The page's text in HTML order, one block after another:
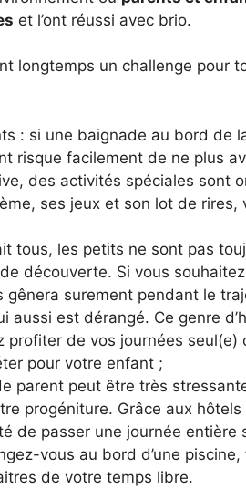
et l’ont réussi avec brio.
longtemps un challenge pour
: si une baignade au bord de
risque facilement de ne plus
des activités spéciales sont
ses jeux et son lot de rires,
tous, les petits ne sont pas
découverte. Si vous
surement pendant le
aussi est dérangé. Ce genre
de vos journées seul(e)
pour votre enfant ;
parent peut être très
progéniture. Grâce aux hôtels
de passer une journée entière
vous au bord d’une
de votre temps libre.